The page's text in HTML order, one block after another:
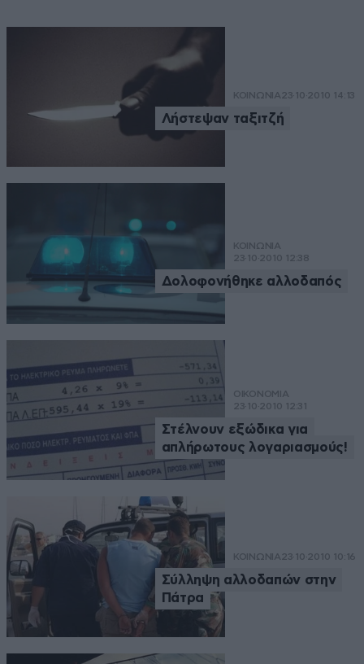
ΚΟΙΝΩΝΙΑ23·10·2010 14:13
Λήστεψαν ταξιτζή
ΚΟΙΝΩΝΙΑ
23·10·2010 12:38
Δολοφονήθηκε αλλοδαπός
ΟΙΚΟΝΟΜΙΑ
23·10·2010 12:31
Στέλνουν εξώδικα για
απλήρωτους λογαριασμούς!
ΚΟΙΝΩΝΙΑ 23·10·2010 10:16
Σύλληψη αλλοδαπών στην
Πάτρα